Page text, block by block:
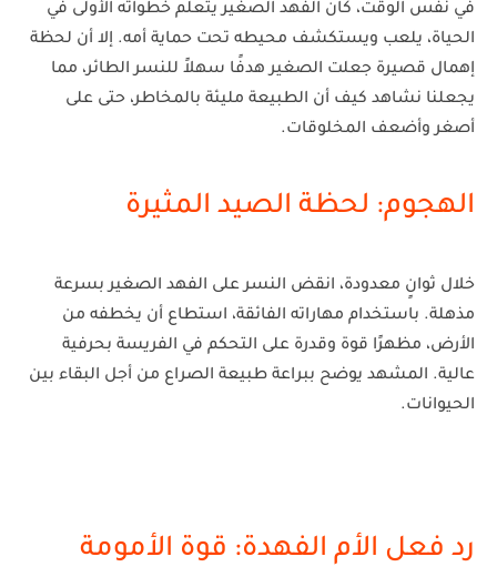
في نفس الوقت، كان الفهد الصغير يتعلم خطواته الأولى في
الحياة، يلعب ويستكشف محيطه تحت حماية أمه. إلا أن لحظة
إهمال قصيرة جعلت الصغير هدفًا سهلاً للنسر الطائر، مما
يجعلنا نشاهد كيف أن الطبيعة مليئة بالمخاطر، حتى على
أصغر وأضعف المخلوقات.
الهجوم: لحظة الصيد المثيرة
خلال ثوانٍ معدودة، انقض النسر على الفهد الصغير بسرعة
مذهلة. باستخدام مهاراته الفائقة، استطاع أن يخطفه من
الأرض، مظهرًا قوة وقدرة على التحكم في الفريسة بحرفية
عالية. المشهد يوضح ببراعة طبيعة الصراع من أجل البقاء بين
الحيوانات.
رد فعل الأم الفهدة: قوة الأمومة